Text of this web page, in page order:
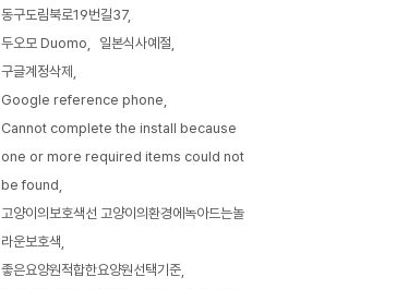
동구도림북로19번길37
두오모 Duomo
일본식사예절
구글계정삭제
Google reference phone
Cannot complete the install because
one or more required items could not
be found
고양이의보호색선 고양이의환경에녹아드는놀
라운보호색
좋은요양원적합한요양원선택기준